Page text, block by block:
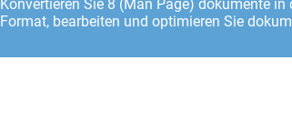
Konvertieren Sie 8 (Man Page) dokumente in
Format, bearbeiten und optimieren Sie